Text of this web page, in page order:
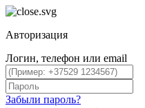
Авторизация
Логин, телефон или email
Забыли пароль?